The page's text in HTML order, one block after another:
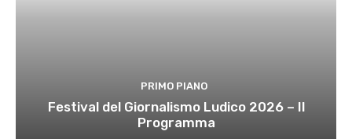
PRIMO PIANO
Festival del Giornalismo Ludico 2026 – Il
Programma